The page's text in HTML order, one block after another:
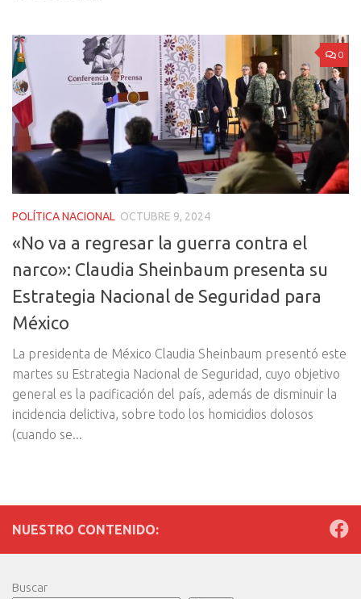
0
POLÍTICA NACIONAL OCTUBRE 9, 2024
«No va a regresar la guerra contra el
narco»: Claudia Sheinbaum presenta su
Estrategia Nacional de Seguridad para
México
La presidenta de México Claudia Sheinbaum presentó este
martes su Estrategia Nacional de Seguridad, cuyo objetivo
general es la pacificación del país, además de disminuir la
incidencia delictiva, sobre todo los homicidios dolosos
(cuando se...
NUESTRO CONTENIDO:
Buscar